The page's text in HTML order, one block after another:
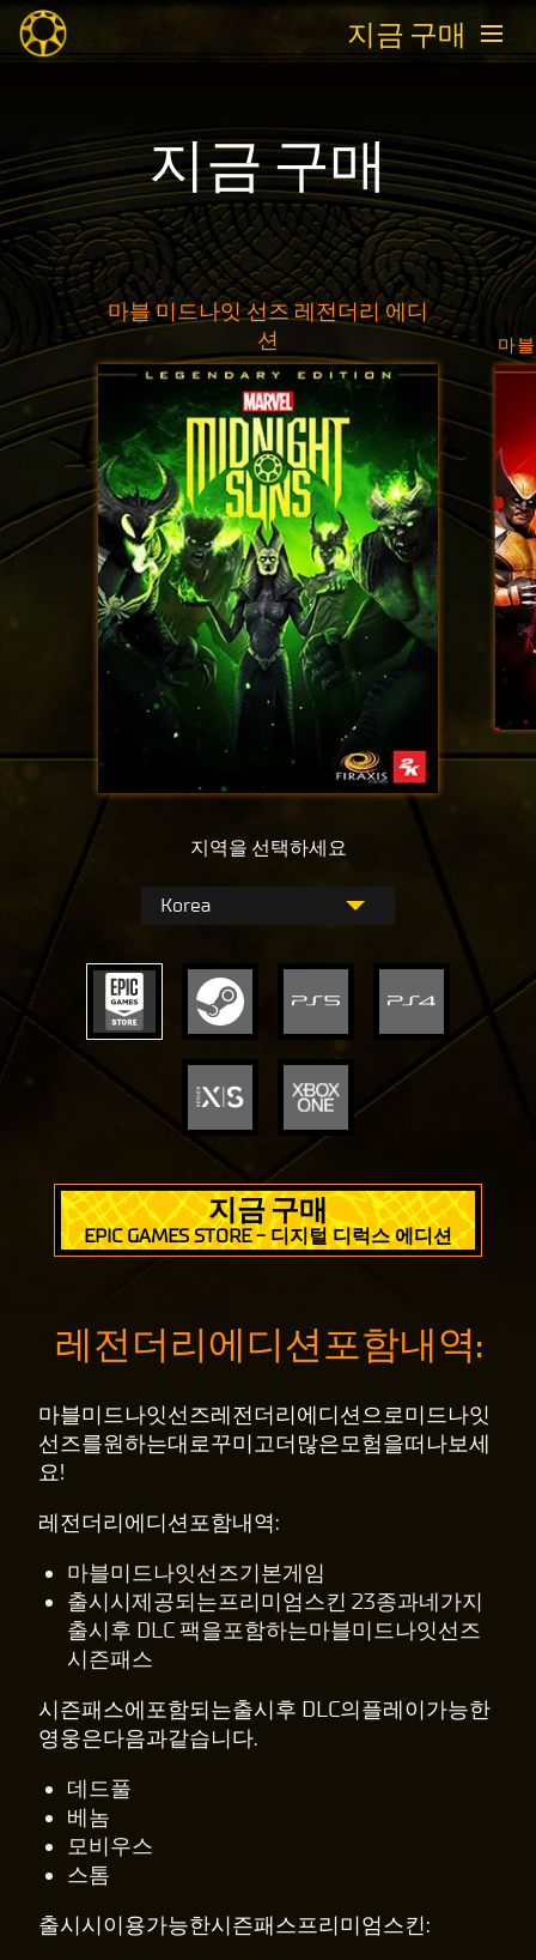
지금 구매
지금 구매
마블 미드나잇 선즈 레전더리 에디
션
마
지역을 선택하세요
지금 구매
EPIC GAMES STORE - 디지털 디럭스 에디션
레전더리에디션포함내역:
마블미드나잇선즈레전더리에디션으로미드나잇
선즈를원하는대로꾸미고더많은모험을떠나보세
요!
레전더리에디션포함내역:
마블미드나잇선즈기본게임
출시시제공되는프리미엄스킨 23종과네가지
출시후 DLC 팩을포함하는마블미드나잇선즈
시즌패스
시즌패스에포함되는출시후 DLC의플레이가능한
영웅은다음과같습니다.
데드풀
베놈
모비우스
스톰
출시시이용가능한시즌패스프리미엄스킨: